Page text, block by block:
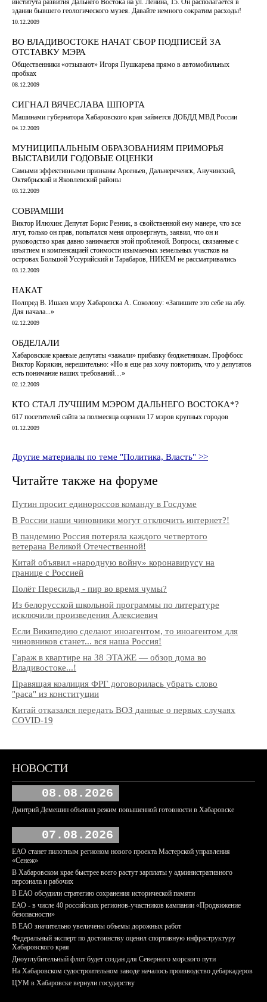
здании бывшего геологического музея. Давайте немного сократим расходы!
10.12.2009
ВО ВЛАДИВОСТОКЕ НАЧАТ СБОР ПОДПИСЕЙ ЗА
ОТСТАВКУ МЭРА
Общественники «отзывают» Игоря Пушкарева прямо в автомобильных
пробках
08.12.2009
СИГНАЛ ВЯЧЕСЛАВА ШПОРТА
Машинами губернатора Хабаровского края займется ДОБДД МВД России
04.12.2009
МУНИЦИПАЛЬНЫМ ОБРАЗОВАНИЯМ ПРИМОРЬЯ
ВЫСТАВИЛИ ГОДОВЫЕ ОЦЕНКИ
Самыми эффективными признаны Арсеньев, Дальнереченск, Анучинский,
Октябрьский и Яковлевский районы
03.12.2009
СОВРАМШИ
Виктор Илюхин: Депутат Борис Резник, в свойственной ему манере, что все
лгут, только он прав, попытался меня опровергнуть, заявил, что он и
руководство края давно занимается этой проблемой. Вопросы, связанные с
изъятием и компенсацией стоимости изымаемых земельных участков на
островах Большой Уссурийский и Тарабаров, НИКЕМ не рассматривались
03.12.2009
НАКАТ
Полпред В. Ишаев мэру Хабаровска А. Соколову: «Запишите это себе на лбу.
Для начала...»
02.12.2009
ОБДЕЛАЛИ
Хабаровские краевые депутаты «зажали» прибавку бюджетникам. Профбосс
Виктор Корякин, нерешительно: «Но я еще раз хочу повторить, что у депутатов
есть понимание наших требований…»
02.12.2009
КТО СТАЛ ЛУЧШИМ МЭРОМ ДАЛЬНЕГО ВОСТОКА*?
617 посетителей сайта за полмесяца оценили 17 мэров крупных городов
01.12.2009
Другие материалы по теме "Политика, Власть" >>
Читайте также на форуме
Путин просит единороссов команду в Госдуме
В России наши чиновники могут отключить интернет?!
В пандемию Россия потеряла каждого четвертого
ветерана Великой Отечественной!
Китай объявил «народную войну» коронавирусу на
границе с Россией
Полёт Пересильд - пир во время чумы?
Из белорусской школьной программы по литературе
исключили произведения Алексиевич
Если Википедию сделают иноагентом, то иноагентом для
чиновников станет... вся наша Россия!
Гараж в квартире на 38 ЭТАЖЕ — обзор дома во
Владивостоке...!
Правящая коалиция ФРГ договорилась убрать слово
"раса" из конституции
Китай отказался передать ВОЗ данные о первых случаях
COVID-19
НОВОСТИ
08.08.2026
Дмитрий Демешин объявил режим повышенной готовности в Хабаровске
07.08.2026
ЕАО станет пилотным регионом нового проекта Мастерской управления
«Сенеж»
В Хабаровском крае быстрее всего растут зарплаты у административного
персонала и рабочих
В ЕАО обсудили стратегию сохранения исторической памяти
ЕАО - в числе 40 российских регионов-участников кампании «Продвижение
безопасности»
В ЕАО значительно увеличены объемы дорожных работ
Федеральный эксперт по достоинству оценил спортивную инфраструктуру
Хабаровского края
Дноуглубительный флот будет создан для Северного морского пути
На Хабаровском судостроительном заводе началось производство дебаркадеров
ЦУМ в Хабаровске вернули государству